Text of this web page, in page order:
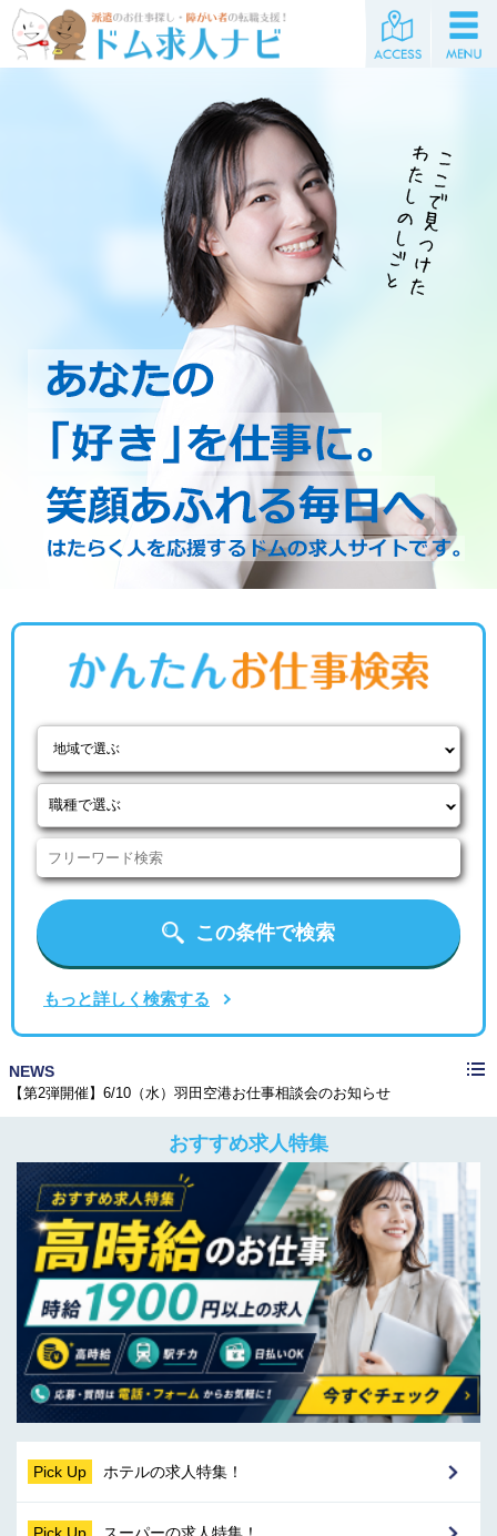
地域で選ぶ
この条件で検索
もっと詳しく検索する
NEWS
【第2弾開催】6/10（水）羽田空港お仕事相談会のお知らせ
≪メディア掲載≫株式会社CAREER FOCUSの運営するメディアで紹介されました！
【第2弾開催】6/10（水）羽田空港お仕事相談会のお知らせ
おすすめ求人特集
Pick Up ホテルの求人特集！